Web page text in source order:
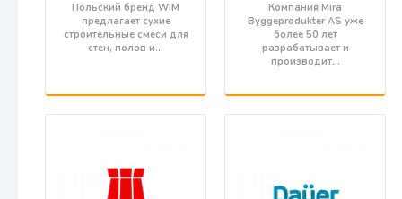
Польский бренд WIM
предлагает сухие
строительные смеси для
стен, полов и…
Компания Mira
Byggeprodukter AS уже
более 50 лет
разрабатывает и
производит…